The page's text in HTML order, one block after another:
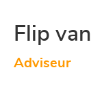
Flip
Adviseur